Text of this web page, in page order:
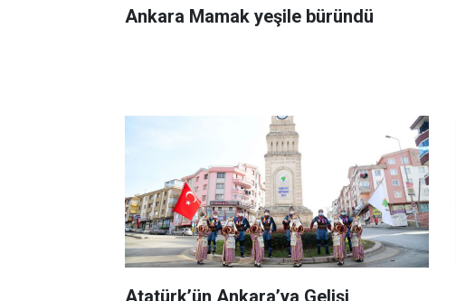
Ankara Mamak yeşile büründü
Atatürk’ün Ankara’ya Gelişi